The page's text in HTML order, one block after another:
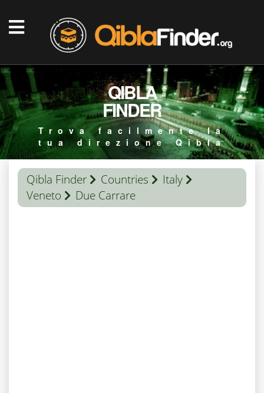
QIBLA
FINDER
Trova facilmente la
tua direzione Qibla
Qibla Finder Countries
Italy
Veneto
Due Carrare